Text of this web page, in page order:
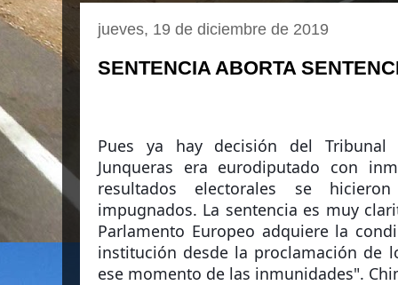
jueves, 19 de diciembre de 2019
SENTENCIA ABORTA
Pues ya hay decisión del Tribunal
Junqueras era eurodiputado con
resultados electorales se
impugnados. La sentencia es muy
Parlamento Europeo adquiere la
institución desde la proclamación de
ese momento de las inmunidades".